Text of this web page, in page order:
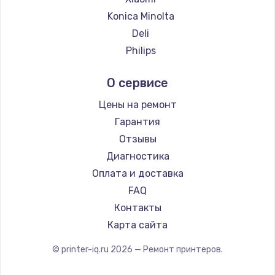
Konica Minolta
Deli
Philips
Kodak
Lexmark
Sharp
TSC
Fujitsu
Godex
О сервисе
Цены на ремонт
Гарантия
Отзывы
Диагностика
Оплата и доставка
FAQ
Контакты
Карта сайта
© printer-iq.ru 2026 — Ремонт принтеров.